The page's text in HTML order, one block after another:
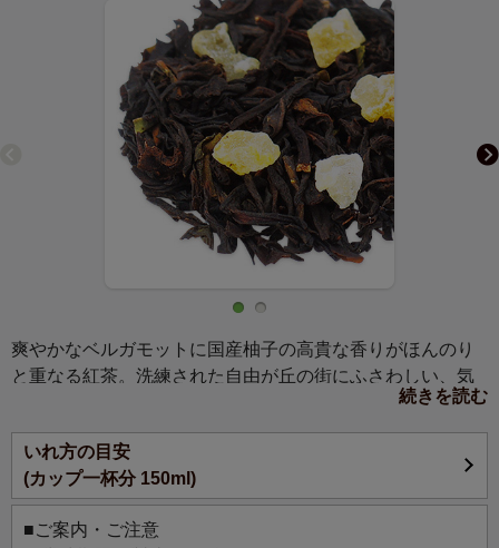
爽やかなベルガモットに国産柚子の高貴な香りがほんのり
と重なる紅茶。洗練された自由が丘の街にふさわしい、気
正統派の上質なアールグレイを基調に、和柑橘の代表・柚
子の香りを加えた自由が丘本店限定のスペシャルブレン
ド。国産の柚子ピールをトッピングし、素材にもこだわり
ました。柚子のフレッシュな香りと高貴なベルガモットの
続きを読む
いれ方の目安
(カップ一杯分 150ml)
■ご案内・ご注意